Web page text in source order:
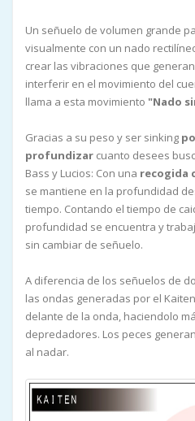
Un señuelo de volumen grande
visualmente con un nado
crear las vibraciones que
interferir en el movimiento del
llama a esta movimiento "Nado
Gracias a su peso y ser sinking
profundizar cuanto desees
Bass y Lucios: Con una recogida
se mantiene en la profundidad
tiempo. Contando el tiempo de
profundidad se encuentra y
sin cambiar de señuelo.
A diferencia de los señuelos de
las ondas generadas por el
delante de la onda, haciendolo
depredadores. Los peces
al nadar.